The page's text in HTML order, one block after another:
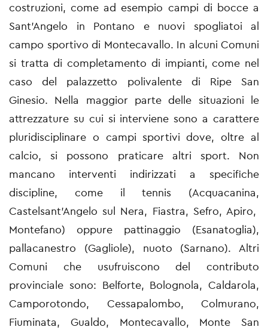
costruzioni, come ad esempio campi di bocce a
Sant’Angelo in Pontano e nuovi spogliatoi al
campo sportivo di Montecavallo. In alcuni Comuni
si tratta di completamento di impianti, come nel
caso del palazzetto polivalente di Ripe San
Ginesio. Nella maggior parte delle situazioni le
attrezzature su cui si interviene sono a carattere
pluridisciplinare o campi sportivi dove, oltre al
calcio, si possono praticare altri sport. Non
mancano interventi indirizzati a specifiche
discipline, come il tennis (Acquacanina,
Castelsant’Angelo sul Nera, Fiastra, Sefro, Apiro,
Montefano) oppure pattinaggio (Esanatoglia),
pallacanestro (Gagliole), nuoto (Sarnano). Altri
Comuni che usufruiscono del contributo
provinciale sono: Belforte, Bolognola, Caldarola,
Camporotondo, Cessapalombo, Colmurano,
Fiuminata, Gualdo, Montecavallo, Monte San